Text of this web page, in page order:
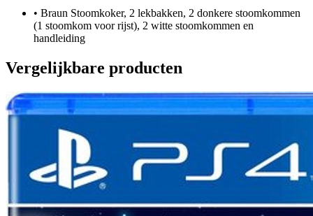
• Braun Stoomkoker, 2 lekbakken, 2 donkere stoomkommen
(1 stoomkom voor rijst), 2 witte stoomkommen en
handleiding
Vergelijkbare producten